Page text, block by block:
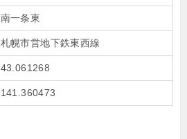
南一条東
札幌市営地下鉄東西線
43.061268
141.360473